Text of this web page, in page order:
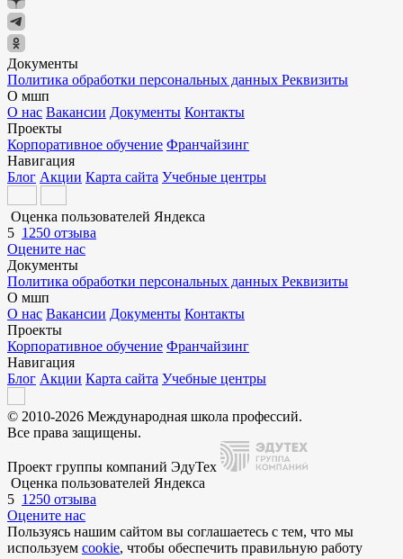
Документы
Политика обработки персональных данных Реквизиты
О мшп
О нас Вакансии Документы Контакты
Проекты
Корпоративное обучение Франчайзинг
Навигация
Блог Акции Карта сайта Учебные центры
Оценка пользователей Яндекса
5 1250 отзыва
Оцените нас
Документы
Политика обработки персональных данных Реквизиты
О мшп
О нас Вакансии Документы Контакты
Проекты
Корпоративное обучение Франчайзинг
Навигация
Блог Акции Карта сайта Учебные центры
© 2010-2026 Международная школа профессий.
Все права защищены.
Проект группы компаний ЭдуТех
Оценка пользователей Яндекса
5 1250 отзыва
Оцените нас
Пользуясь нашим сайтом вы соглашаетесь с тем, что мы
используем cookie, чтобы обеспечить правильную работу